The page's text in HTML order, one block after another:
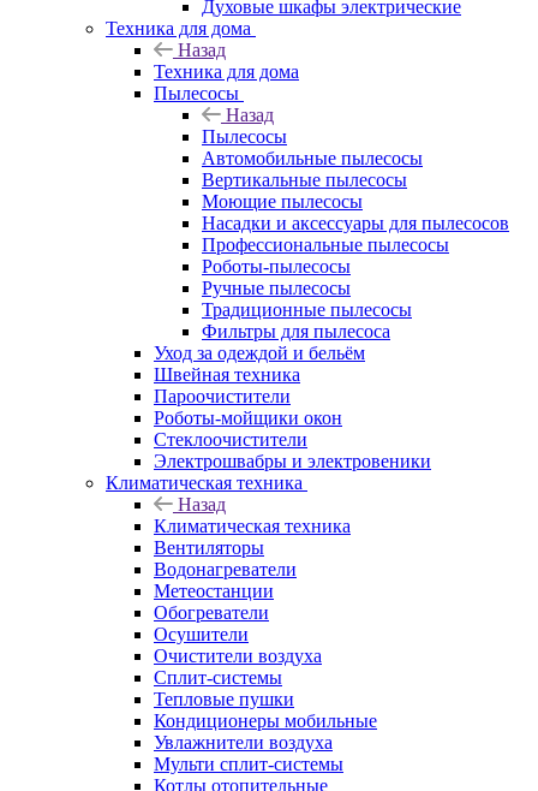
Духовые шкафы электрические
Техника для дома
Назад
Техника для дома
Пылесосы
Назад
Пылесосы
Автомобильные пылесосы
Вертикальные пылесосы
Моющие пылесосы
Насадки и аксессуары для пылесосов
Профессиональные пылесосы
Роботы-пылесосы
Ручные пылесосы
Традиционные пылесосы
Фильтры для пылесоса
Уход за одеждой и бельём
Швейная техника
Пароочистители
Роботы-мойщики окон
Стеклоочистители
Электрошвабры и электровеники
Климатическая техника
Назад
Климатическая техника
Вентиляторы
Водонагреватели
Метеостанции
Обогреватели
Осушители
Очистители воздуха
Сплит-системы
Тепловые пушки
Кондиционеры мобильные
Увлажнители воздуха
Мульти сплит-системы
Котлы отопительные